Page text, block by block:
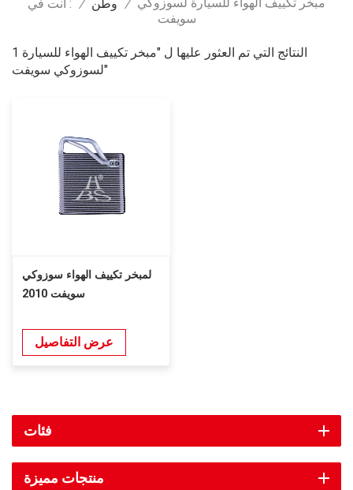
أنت في : / وطن /
سويفت
1 النتائج التي تم العثور عليها ل "مبخر تكييف الهواء للسيارة
لسوزوكي سويفت"
لمبخر تكييف الهواء سوزوكي
سويفت 2010
عرض التفاصيل
فئات
منتجات مميزة